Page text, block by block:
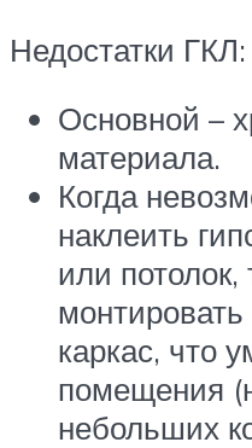
Недостатки ГКЛ:
Основной –
материала.
Когда
наклеить
или потолок,
каркас, что
помещения
небольших